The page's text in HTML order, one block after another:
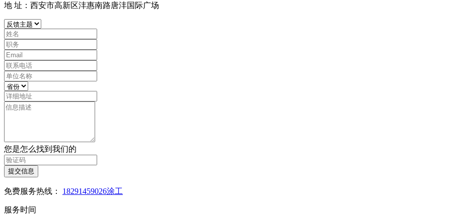
地 址：西安市高新区沣惠南路唐沣国际广场
您是怎么找到我们的
提交信息
免费服务热线： 18291459026涂工
服务时间